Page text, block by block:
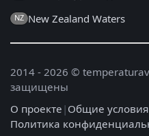
NZ New Zealand Waters
2014 - 2026 ©
защищены
О проекте | Общие условия
Политика